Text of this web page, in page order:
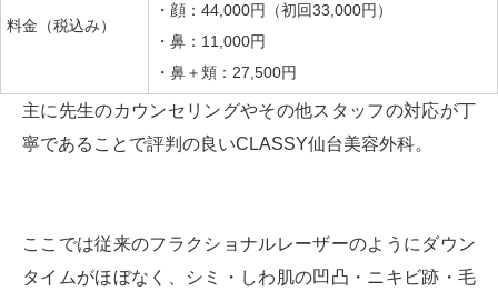
料金（税込み）
・顔：44,000円（初回33,000円）
・鼻：11,000円
・鼻＋頬：27,500円
主に先生のカウンセリングやその他スタッフの対応が丁
寧であることで評判の良いCLASSY仙台美容外科。
ここでは従来のフラクショナルレーザーのようにダウン
タイムがほぼなく、シミ・しわ肌の凹凸・ニキビ跡・毛